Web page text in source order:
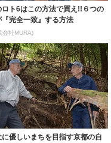
ロト6はこの方法で買え!!６つの
『完全一致』する方法
会社MURA)
に優しいまちを目指す京都の自